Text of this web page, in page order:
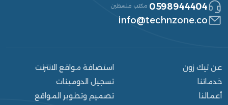
0598944404 مكتب فلسطين
info@technzone.co
عن تيك زون
خدماتنا
أعمالنا
استضافة مواقع الانترنت
تسجيل الدومينات
تصميم وتطوير المواقع